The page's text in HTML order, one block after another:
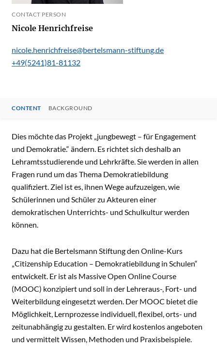
CONTACT PERSON
Nicole Henrichfreise
nicole.henrichfreise@bertelsmann-stiftung.de
+49(5241)81-81132
CONTENT BACKGROUND
CONTENT
Dies möchte das Projekt „jungbewegt – für Engagement
und Demokratie.“ ändern. Es richtet sich deshalb an
Lehramtsstudierende und Lehrkräfte. Sie werden in allen
Fragen rund um das Thema Demokratiebildung
qualifiziert. Ziel ist es, ihnen Wege aufzuzeigen, wie
Schülerinnen und Schüler zu Akteuren einer
demokratischen Unterrichts- und Schulkultur werden
können.
Dazu hat die Bertelsmann Stiftung den Online-Kurs
„Citizenship Education – Demokratiebildung in Schulen“
entwickelt. Er ist als Massive Open Online Course
(MOOC) konzipiert und soll in der Lehreraus-, Fort- und
Weiterbildung eingesetzt werden. Der MOOC bietet die
Möglichkeit, Lernprozesse individuell, flexibel, orts- und
zeitunabhängig zu gestalten. Er wird kostenlos angeboten
und vermittelt Wissen, Methoden und Praxisbeispiele.